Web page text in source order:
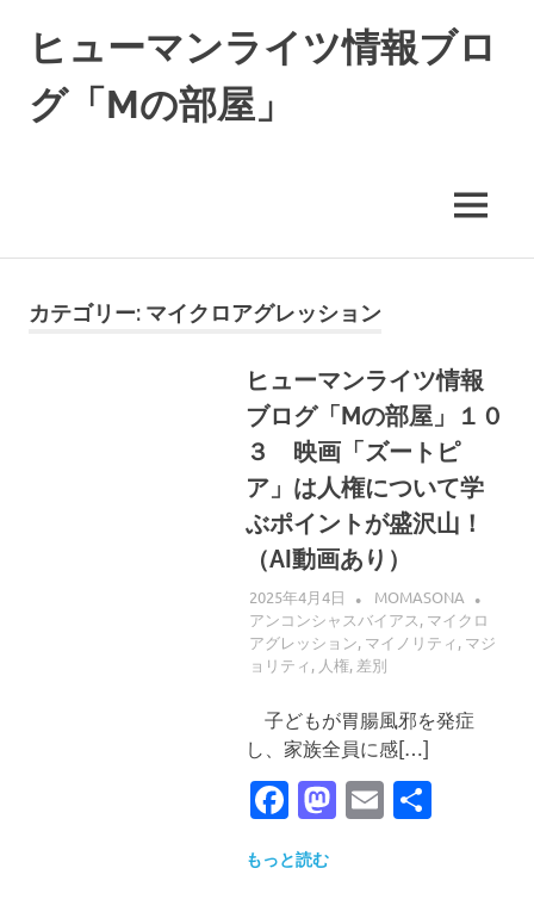
ヒューマンライツ情報ブロ
グ「Mの部屋」
た
MENU
カテゴリー: マイクロアグレッション
ヒューマンライツ情報
ブログ「Mの部屋」１０
３ 映画「ズートピ
ア」は人権について学
ぶポイントが盛沢山！
（AI動画あり）
2025年4月4日
MOMASONA
アンコンシャスバイアス, マイクロ
アグレッション, マイノリティ , マジ
ョリティ , 人権, 差別
子どもが胃腸風邪を発症
し、家族全員に感[…]
Facebook
Mastodon
Email
共
もっと読む